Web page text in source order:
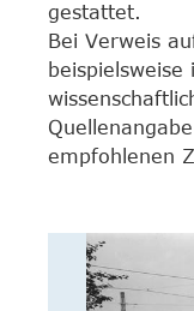
gestattet.
Bei Verweis
empfohlenen